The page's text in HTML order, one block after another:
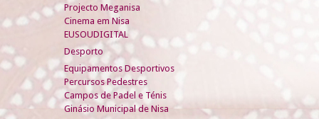
Projecto Meganisa
Cinema em Nisa
EUSOUDIGITAL
Desporto
Equipamentos Desportivos
Percursos Pedestres
Campos de Padel e Ténis
Ginásio Municipal de Nisa